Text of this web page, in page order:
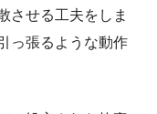
させる工夫をしま
っ張るような動作